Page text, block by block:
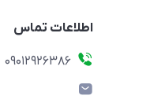
اطلاعات تماس
09012926386